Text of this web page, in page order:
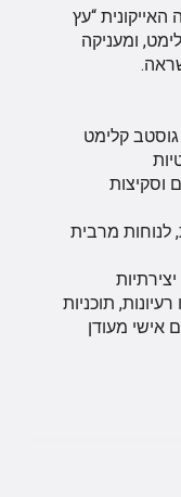
“עץ
ומעניקה
קלימט
וסקיצות
שורות, לנוחות מרבית
תוכניות
אישי מעודן